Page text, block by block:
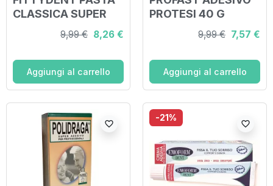
CLASSICA SUPER
ADESIVO PER
PROTESI DENTALE
9,99 € 8,26 €
Aggiungi al carrello
PROTESI 40 G
9,99 € 7,57 €
Aggiungi al carrello
favorite_border
-21%
favorite_border